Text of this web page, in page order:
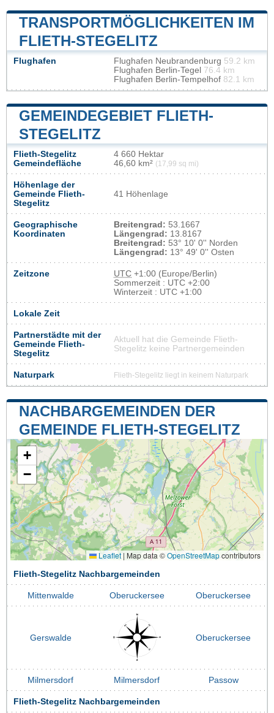
TRANSPORTMÖGLICHKEITEN IM
FLIETH-STEGELITZ
Flughafen Flughafen Neubrandenburg 59.2 km
Flughafen Berlin-Tegel 76.4 km
Flughafen Berlin-Tempelhof 82.1 km
GEMEINDEGEBIET FLIETH-
STEGELITZ
Flieth-Stegelitz
Gemeindefläche
4 660 Hektar
46,60 km² (17,99 sq mi)
Höhenlage der
Gemeinde Flieth-
Stegelitz
41 Höhenlage
Geographische
Koordinaten
Breitengrad: 53.1667
Längengrad: 13.8167
Breitengrad: 53° 10' 0'' Norden
Längengrad: 13° 49' 0'' Osten
Zeitzone UTC +1:00 (Europe/Berlin)
Sommerzeit : UTC +2:00
Winterzeit : UTC +1:00
Lokale Zeit
Partnerstädte mit der
Gemeinde Flieth-
Stegelitz
Aktuell hat die Gemeinde Flieth-
Stegelitz keine Partnergemeinden
Naturpark Flieth-Stegelitz liegt in keinem Naturpark
NACHBARGEMEINDEN DER
GEMEINDE FLIETH-STEGELITZ
+
−
Leaflet | Map data ©OpenStreetMapcontributors
Flieth-Stegelitz Nachbargemeinden
Mittenwalde Oberuckersee Oberuckersee
Gerswalde Oberuckersee
Milmersdorf Milmersdorf Passow
Flieth-Stegelitz Nachbargemeinden